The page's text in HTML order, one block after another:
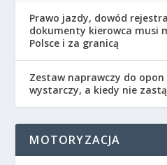
Prawo jazdy, dowód
dokumenty kierowca musi
Polsce i za granicą
Zestaw naprawczy do opon
wystarczy, a kiedy nie
MOTORYZACJA